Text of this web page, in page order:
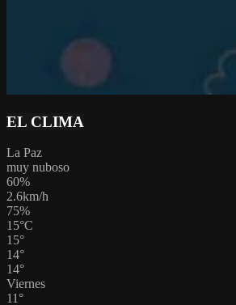
EL CLIMA
La Paz
muy nuboso
60%
2.6km/h
75%
15°C
15°
14°
14°
Viernes
11°